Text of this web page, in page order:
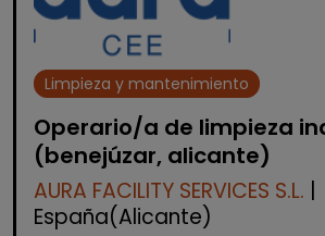
Limpieza y mantenimiento
Operario/a de limpieza
(benejúzar, alicante)
AURA FACILITY SERVICES S.L. |
España(Alicante)